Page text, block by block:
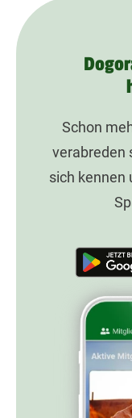
Schon
verabreden
sich kennen